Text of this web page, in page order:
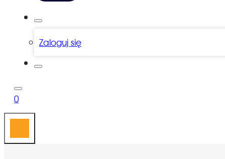
Zaloguj się
0